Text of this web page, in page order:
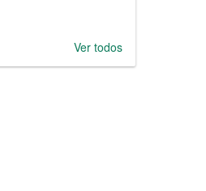
Ver todos